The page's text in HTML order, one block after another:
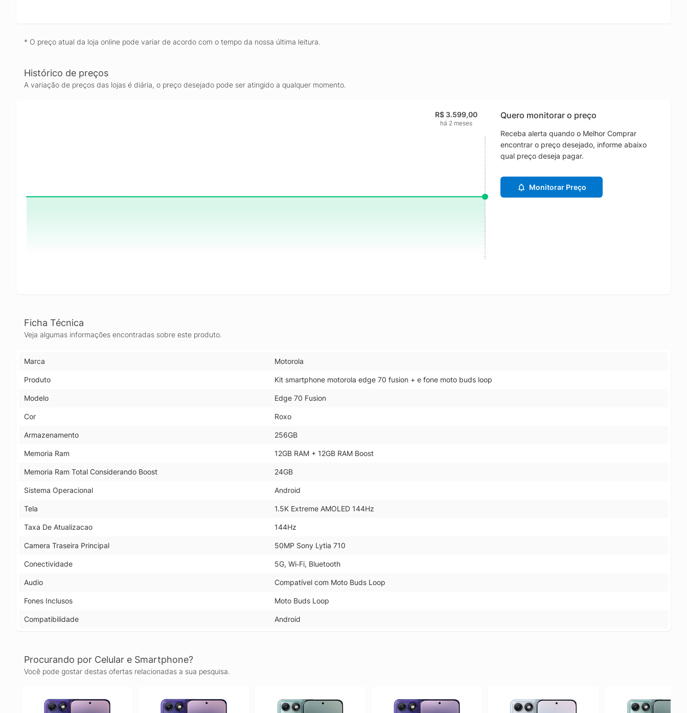
* O preço atual da loja online pode variar de acordo com o tempo da nossa última leitura.
Histórico de preços
A variação de preços das lojas é diária, o preço desejado pode ser atingido a qualquer momento.
R$ 3.599,00
há 2 meses
Quero monitorar o preço
Receba alerta quando o Melhor Comprar
encontrar o preço desejado, informe abaixo
qual preço deseja pagar.
Monitorar Preço
Ficha Técnica
Veja algumas informações encontradas sobre este produto.
Marca Motorola
Produto Kit smartphone motorola edge 70 fusion + e fone moto buds loop
Modelo Edge 70 Fusion
Cor Roxo
Armazenamento 256GB
Memoria Ram 12GB RAM + 12GB RAM Boost
Memoria Ram Total Considerando Boost 24GB
Sistema Operacional Android
Tela 1.5K Extreme AMOLED 144Hz
Taxa De Atualizacao 144Hz
Camera Traseira Principal 50MP Sony Lytia 710
Conectividade 5G, Wi‑Fi, Bluetooth
Audio Compatível com Moto Buds Loop
Fones Inclusos Moto Buds Loop
Compatibilidade Android
Procurando por Celular e Smartphone?
Você pode gostar destas ofertas relacionadas a sua pesquisa.